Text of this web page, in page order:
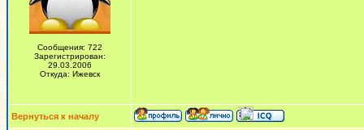
Сообщения: 722
Зарегистрирован:
29.03.2006
Откуда: Ижевск
Вернуться к началу